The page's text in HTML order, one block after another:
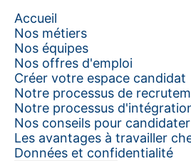
Accueil
Nos métiers
Nos équipes
Nos offres d'emploi
Créer votre espace candidat
Notre processus de
Notre processus
Nos conseils pour
Les avantages à travailler
Données et confidentialité